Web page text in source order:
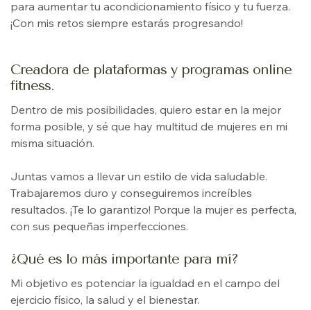
para aumentar tu acondicionamiento físico y tu fuerza.
¡Con mis retos siempre estarás progresando!
Creadora de plataformas y programas online
fitness.
Dentro de mis posibilidades, quiero estar en la mejor
forma posible, y sé que hay multitud de mujeres en mi
misma situación.
Juntas vamos a llevar un estilo de vida saludable.
Trabajaremos duro y conseguiremos increíbles
resultados. ¡Te lo garantizo! Porque la mujer es perfecta,
con sus pequeñas imperfecciones.
¿Qué es lo más importante para mí?
Mi objetivo es potenciar la igualdad en el campo del
ejercicio físico, la salud y el bienestar.